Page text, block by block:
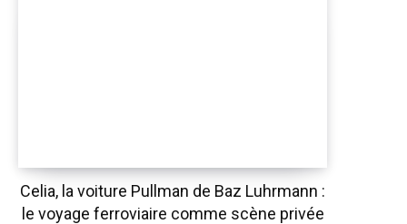
Celia, la voiture Pullman de Baz Luhrmann :
le voyage ferroviaire comme scène privée